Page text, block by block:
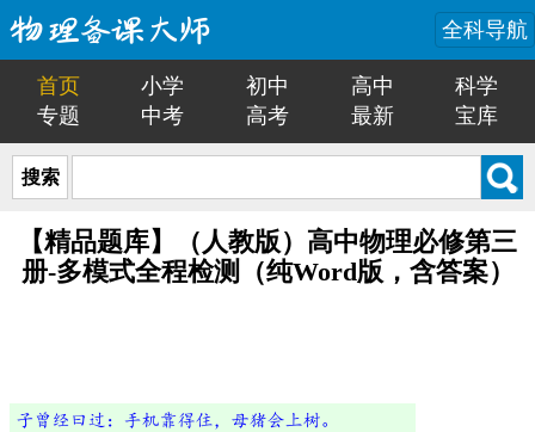
全科导航
首页 小学 初中 高中
科学
专题
中考 高考 最新 宝库
搜索
【精品题库】（人教版）高中物理必修第三
册-多模式全程检测（纯Word版，含答案）